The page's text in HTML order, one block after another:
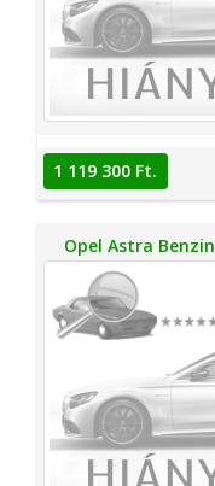
1 119 300 Ft.
Opel Astra